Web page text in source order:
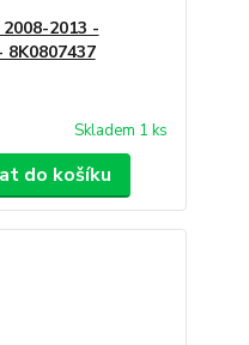
2013 -
Skladem 1 ks
do košíku